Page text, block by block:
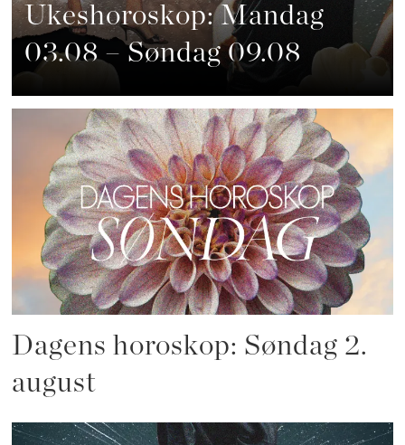
Ukeshoroskop: Mandag
03.08 – Søndag 09.08
Dagens horoskop: Søndag 2.
august